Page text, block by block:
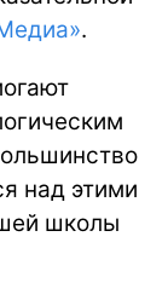
.
над этими
школы